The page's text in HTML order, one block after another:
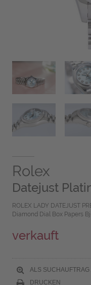
Rolex
Datejust
ROLEX LADY DATEJUST
Diamond Dial Box Papers
verkauft
ALS SUCHAUFTRAG
DRUCKEN